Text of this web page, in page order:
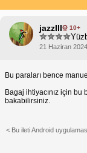
jazzIII 10+
21 Haziran
Bu paraları bence
Bagaj ihtiyacınız için
bakabilirsiniz.
< Bu ileti Android